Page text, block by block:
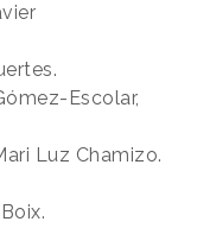
Escolar,
Luz Chamizo.